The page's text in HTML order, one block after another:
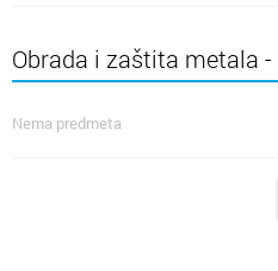
Obrada i zaštita metala
Nema predmeta